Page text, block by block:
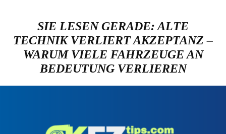
SIE LESEN GERADE: ALTE
TECHNIK VERLIERT AKZEPTANZ –
WARUM VIELE FAHRZEUGE AN
BEDEUTUNG VERLIEREN